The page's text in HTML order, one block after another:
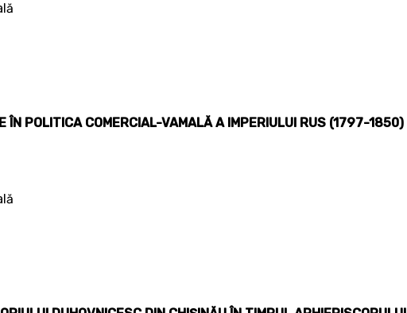
ÎN POLITICA COMERCIAL-VAMALĂ A IMPERIULUI RUS (1797-1850)